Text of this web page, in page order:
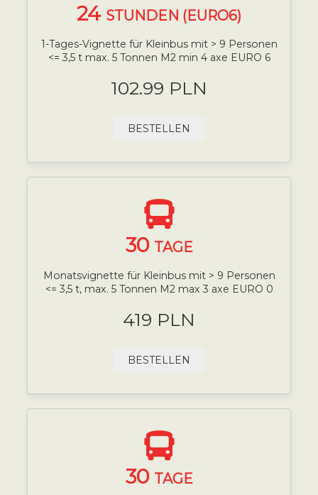
24 STUNDEN (EURO6)
1-Tages-Vignette für Kleinbus mit > 9 Personen
<= 3,5 t max. 5 Tonnen M2 min 4 axe EURO 6
102.99 PLN
BESTELLEN
30 TAGE
Monatsvignette für Kleinbus mit > 9 Personen
<= 3,5 t, max. 5 Tonnen M2 max 3 axe EURO 0
419 PLN
BESTELLEN
30 TAGE